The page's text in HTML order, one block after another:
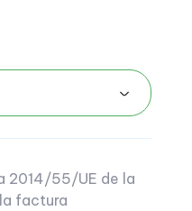
2014/55/UE de la
factura